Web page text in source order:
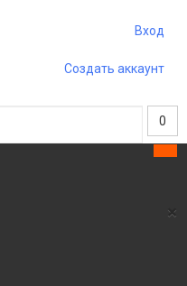
Вход
Создать аккаунт
0
×